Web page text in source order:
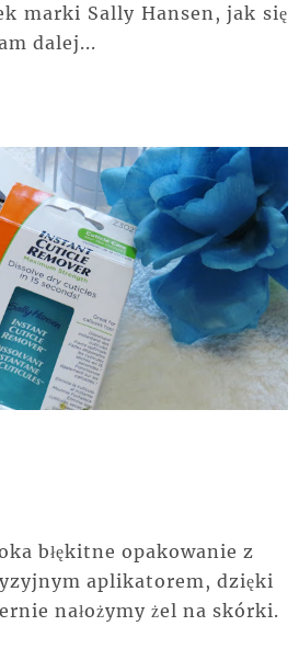
marki Sally Hansen, jak się
dalej...
błękitne opakowanie z
aplikatorem, dzięki
nałożymy żel na skórki.